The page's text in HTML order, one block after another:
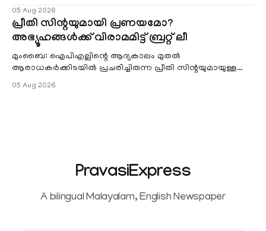
ഒരുകാലത്ത് സമൃദ്ധിയുടെയും പ്
05 Aug 2026
പ്രീതി സിന്റയുമായി പ്രണയമോ?
അഭ്യൂഹങ്ങൾക്ക് വിരാമമിട്ട് ബ്രറ്റ് ലീ
മുംബൈ: ഐപിഎല്ലിന്റെ ആദ്യകാലം മുതൽ
ആരാധകർക്കിടയിൽ പ്രചരിച്ചിരുന്ന പ്രീതി സിന്റയുമായുള്ള
പ്രണയ അഭ്യൂഹങ്ങൾ തള്ളി മുൻ ഓസ്ട്രേലിയൻ പേ
05 Aug 2026
PravasiExpress
A bilingual Malayalam, English Newspaper